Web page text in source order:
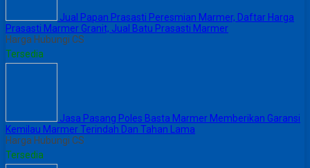
Jual Papan Prasasti Peresmian Marmer, Daftar Harga
Prasasti Marmer Granit, Jual Batu Prasasti Marmer
Harga Hubungi CS
Tersedia
Jasa Pasang Poles Basta Marmer Memberikan Garansi
Kemilau Marmer Terindah Dan Tahan Lama
Harga Hubungi CS
Tersedia